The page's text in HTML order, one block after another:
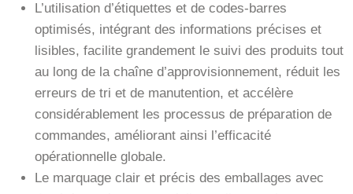
L’utilisation d’étiquettes et de codes-barres
optimisés, intégrant des informations précises et
lisibles, facilite grandement le suivi des produits tout
au long de la chaîne d’approvisionnement, réduit les
erreurs de tri et de manutention, et accélère
considérablement les processus de préparation de
commandes, améliorant ainsi l’efficacité
opérationnelle globale.
Le marquage clair et précis des emballages avec